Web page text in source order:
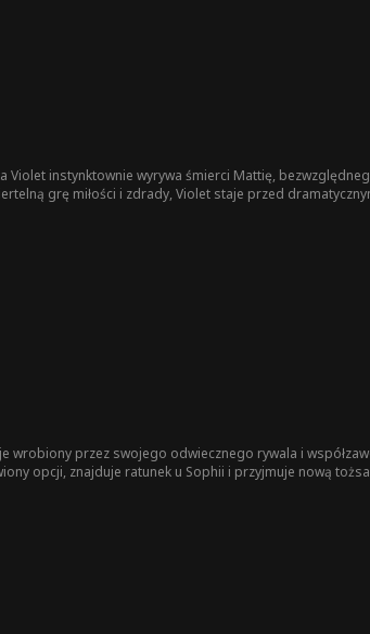
instynktownie wyrywa śmierci Mattię,
grę miłości i zdrady, Violet staje przed
wrobiony przez swojego odwiecznego rywala i
opcji, znajduje ratunek u Sophii i przyjmuje nową